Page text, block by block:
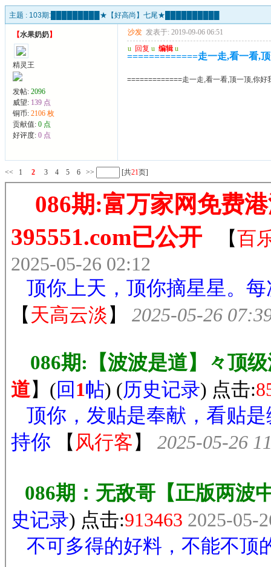
主题 : 103期:█████████★【好高尚】七尾★██████████
【水果奶奶】
精灵王
发帖: 2096
威望: 139 点
铜币: 2106 枚
贡献值: 0 点
好评度: 0 点
沙发 发表于: 2019-09-06 06:51
u 回复 u 编辑 u
=============走一走,看一看,
=============走一走,看一看,顶一顶,你好
<< 1 2 3 4 5 6 >> [共21页]